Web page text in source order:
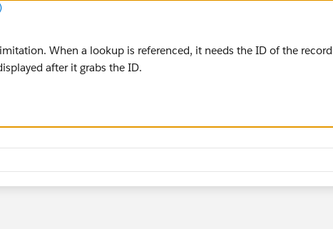
When a lookup is referenced, it needs the ID of the record
after it grabs the ID.